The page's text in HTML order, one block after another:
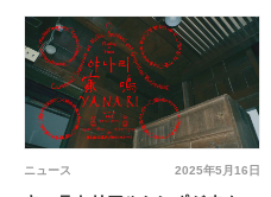
2025年5月16日
ニュース